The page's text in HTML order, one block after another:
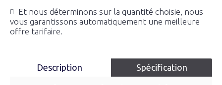
Et nous déterminons sur la quantité choisie, nous
vous garantissons automatiquement une meilleure
offre tarifaire.
Description Spécification